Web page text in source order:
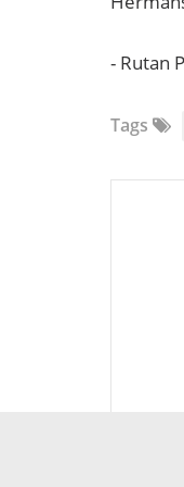
- Rutan
Tags